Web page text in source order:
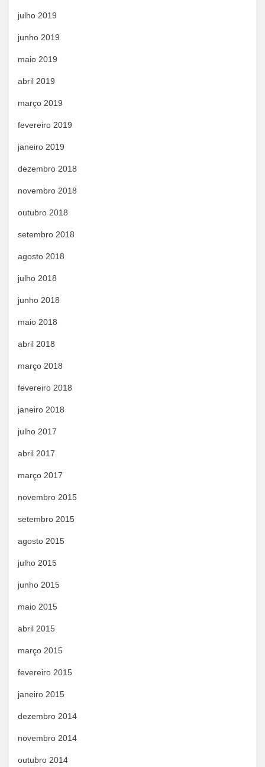
julho 2019
junho 2019
maio 2019
abril 2019
março 2019
fevereiro 2019
janeiro 2019
dezembro 2018
novembro 2018
outubro 2018
setembro 2018
agosto 2018
julho 2018
junho 2018
maio 2018
abril 2018
março 2018
fevereiro 2018
janeiro 2018
julho 2017
abril 2017
março 2017
novembro 2015
setembro 2015
agosto 2015
julho 2015
junho 2015
maio 2015
abril 2015
março 2015
fevereiro 2015
janeiro 2015
dezembro 2014
novembro 2014
outubro 2014